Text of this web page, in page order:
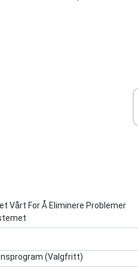
Vårt For Å Eliminere Problemer
(Valgfritt)